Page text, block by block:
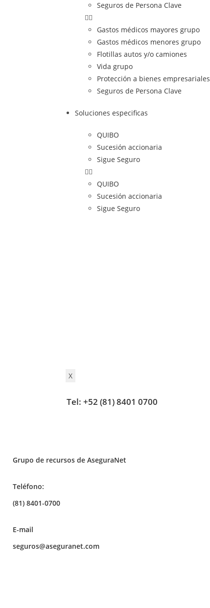
Seguros de Persona Clave
Gastos médicos mayores grupo
Gastos médicos menores grupo
Flotillas autos y/o camiones
Vida grupo
Protección a bienes empresariales
Seguros de Persona Clave
Soluciones especificas
QUIBO
Sucesión accionaria
Sigue Seguro
QUIBO
Sucesión accionaria
Sigue Seguro
X
Tel: +52 (81) 8401 0700
Grupo de recursos de AseguraNet
Teléfono:
(81) 8401-0700
E-mail
seguros@aseguranet.com